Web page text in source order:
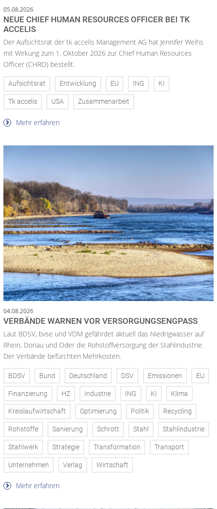
05.08.2026
NEUE CHIEF HUMAN RESOURCES OFFICER BEI TK
ACCELIS
Der Aufsichtsrat der tk accelis Management AG hat Jennifer Weihs
mit Wirkung zum 1. Oktober 2026 zur Chief Human Resources
Officer (CHRO) bestellt.
Aufsichtsrat Entwicklung EU ING KI
Tk accelis USA Zusammenarbeit
Mehr erfahren
04.08.2026
VERBÄNDE WARNEN VOR VERSORGUNGSENGPASS
Laut BDSV, bvse und VDM gefährdet aktuell das Niedrigwasser auf
Rhein, Donau und Oder die Rohstoffversorgung der Stahlindustrie.
Der Verbände befürchten Mehrkosten.
BDSV Bund Deutschland DSV Emissionen EU
Finanzierung HZ Industrie ING KI Klima
Kreislaufwirtschaft Optimierung Politik Recycling
Rohstoffe Sanierung Schrott Stahl Stahlindustrie
Stahlwerk Strategie Transformation Transport
Unternehmen Verlag Wirtschaft
Mehr erfahren